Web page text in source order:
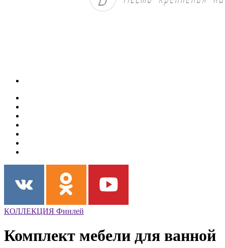
КОЛЛЕКЦИЯ Финлей
Комплект мебели для ванной